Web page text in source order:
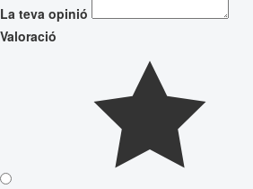
La teva opinió
Valoració